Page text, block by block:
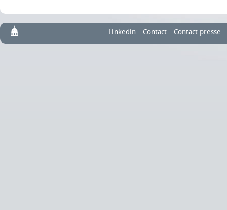
Linkedin Contact Contact presse